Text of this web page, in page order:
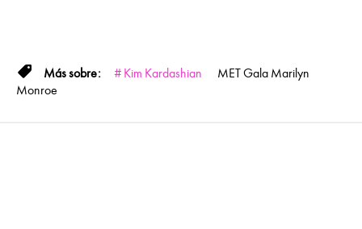
Kim Kardashian MET Gala Marilyn
Monroe